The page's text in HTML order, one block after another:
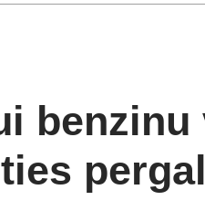
benzinu